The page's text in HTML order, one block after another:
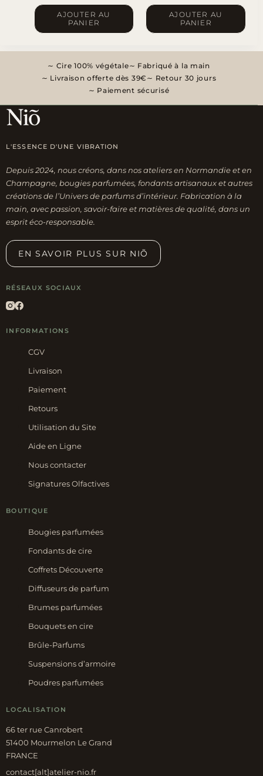
AJOUTER AU
PANIER
AJOUTER AU
PANIER
Cire 100% végétale
Fabriqué à la main
Livraison offerte dès 39€
Retour 30 jours
Paiement sécurisé
L'ESSENCE D'UNE VIBRATION
Depuis 2024, nous créons, dans nos ateliers en Normandie et en
Champagne, bougies parfumées, fondants artisanaux et autres
créations de l’Univers de parfums d’intérieur. Fabrication à la
main, avec passion, savoir-faire et matières de qualité, dans un
esprit éco-responsable.
EN SAVOIR PLUS SUR NIÕ
RÉSEAUX SOCIAUX
INFORMATIONS
CGV
Livraison
Paiement
Retours
Utilisation du Site
Aide en Ligne
Nous contacter
Signatures Olfactives
BOUTIQUE
Bougies parfumées
Fondants de cire
Coffrets Découverte
Diffuseurs de parfum
Brumes parfumées
Bouquets en cire
Brûle-Parfums
Suspensions d’armoire
Poudres parfumées
LOCALISATION
66 ter rue Canrobert
51400 Mourmelon Le Grand
FRANCE
contact[alt]atelier-nio.fr